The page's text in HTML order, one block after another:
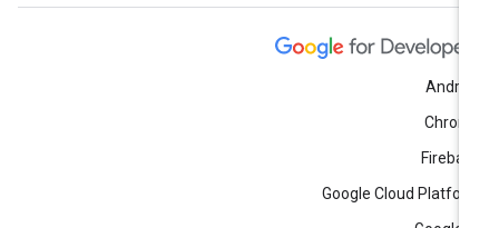
Google Cloud